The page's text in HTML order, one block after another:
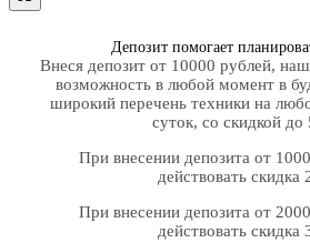
Депозит помогает
Внеся депозит от 10000 рублей,
возможность в любой момент в
широкий перечень техники на
суток, со скидкой до
При внесении депозита от
действовать скидка
При внесении депозита от
действовать скидка